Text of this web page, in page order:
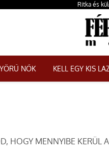
Ritka és
NŐK KELL EGY KIS
HOGY MENNYIBE KERÜL